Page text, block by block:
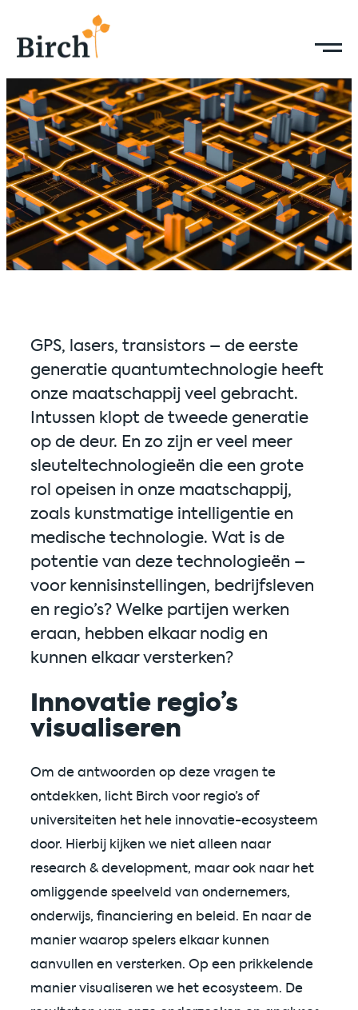
GPS, lasers, transistors – de eerste
generatie quantumtechnologie heeft
onze maatschappij veel gebracht.
Intussen klopt de tweede generatie
op de deur. En zo zijn er veel meer
sleuteltechnologieën die een grote
rol opeisen in onze maatschappij,
zoals kunstmatige intelligentie en
medische technologie. Wat is de
potentie van deze technologieën –
voor kennisinstellingen, bedrijfsleven
en regio’s? Welke partijen werken
eraan, hebben elkaar nodig en
kunnen elkaar versterken?
Innovatie regio’s
visualiseren
Om de antwoorden op deze vragen te
ontdekken, licht Birch voor regio’s of
universiteiten het hele innovatie-ecosysteem
door. Hierbij kijken we niet alleen naar
research & development, maar ook naar het
omliggende speelveld van ondernemers,
onderwijs, financiering en beleid. En naar de
manier waarop spelers elkaar kunnen
aanvullen en versterken. Op een prikkelende
manier visualiseren we het ecosysteem. De